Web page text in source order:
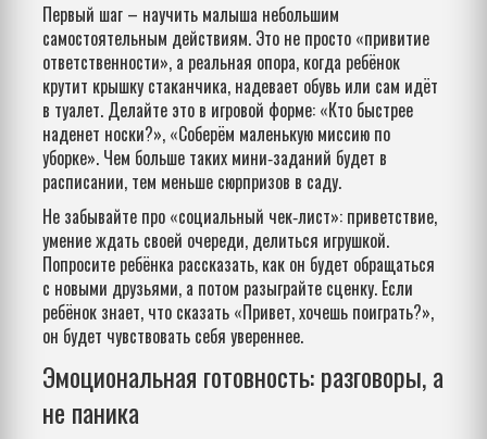
Первый шаг – научить малыша небольшим
самостоятельным действиям. Это не просто «привитие
ответственности», а реальная опора, когда ребёнок
крутит крышку стаканчика, надевает обувь или сам идёт
в туалет. Делайте это в игровой форме: «Кто быстрее
наденет носки?», «Соберём маленькую миссию по
уборке». Чем больше таких мини‑заданий будет в
расписании, тем меньше сюрпризов в саду.
Не забывайте про «социальный чек‑лист»: приветствие,
умение ждать своей очереди, делиться игрушкой.
Попросите ребёнка рассказать, как он будет обращаться
с новыми друзьями, а потом разыграйте сценку. Если
ребёнок знает, что сказать «Привет, хочешь поиграть?»,
он будет чувствовать себя увереннее.
Эмоциональная готовность: разговоры, а
не паника